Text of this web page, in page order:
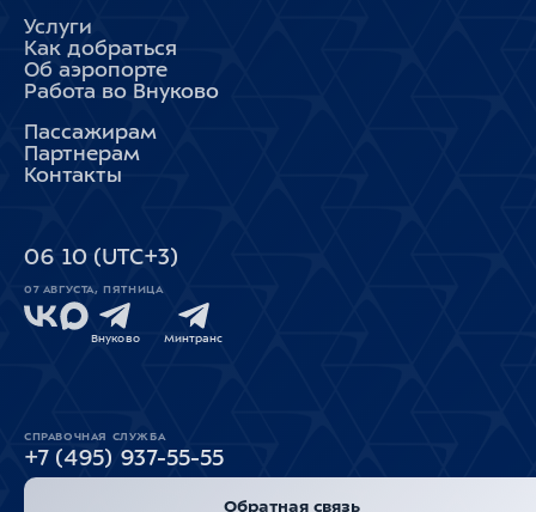
Услуги
Как добраться
Об аэропорте
Работа во Внуково
Пассажирам
Партнерам
Контакты
06 10 (UTC+3)
07 АВГУСТА, ПЯТНИЦА
Внуково Минтранс
СПРАВОЧНАЯ СЛУЖБА
+7 (495) 937-55-55
Обратная связь